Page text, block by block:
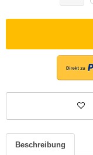
Beschreibung